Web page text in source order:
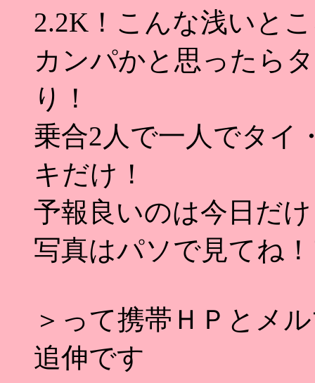
2.2K！こんな浅いと
カンパかと思ったら
り！
乗合2人で一人でタイ
キだけ！
予報良いのは今日だ
写真はパソで見てね
＞って携帯ＨＰとメ
追伸です